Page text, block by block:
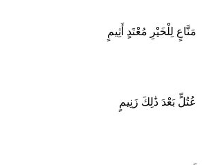
مَنَّاعٍ لِلْخَيْرِ مُعْتَدٍ أَثِيمٍ
عُتُلٍّ بَعْدَ ذَٰلِكَ زَنِيمٍ